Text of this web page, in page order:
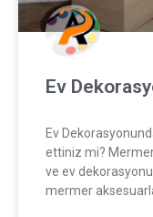
Ev
Ev
ettiniz mi?
ve ev
mermer